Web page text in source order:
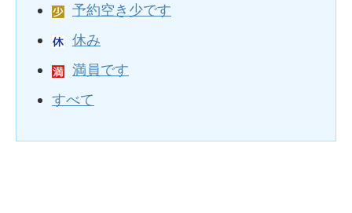
予約空き少です
休み
満員です
すべて